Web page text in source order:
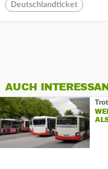
Deutschlandticket
AUCH